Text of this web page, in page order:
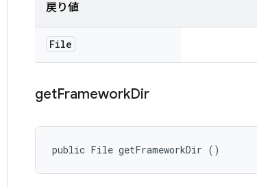
戻り値
File
getFrameworkDir
public File getFrameworkDir ()